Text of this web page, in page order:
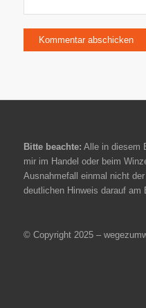
Bitte beachte: Alle in diesem
mir im Handel oder beim
Ausnahmefall einmal nicht
deutlichen Hinweis darauf am
© Copyright 2025 –